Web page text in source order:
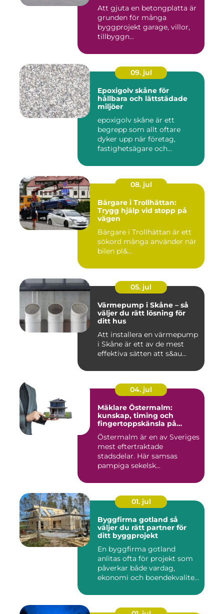
Att gjuta en betongplatta är
grunden för många
byggprojekt garage, villor,
tillbyggn...
09. jul
Epoxigolv skåne för
hållbara och lättstädade
miljöer
epoxigolv skåne är ett
begrepp som allt oftare
dyker upp när företag,
fastighetsägare och
08. jul
Bärgare i Trollhättan:
Trygg hjälp vid stopp på
vägen
Bärgare i Trollhättan är ett
sökord många använder när
bilen pl&...
05. jul
Värmepump i Skåne – så
väljer du rätt lösning för
ditt hus
Att installera en värmepump
i Skåne är ett av de mest
effektiva sätten att s&au...
04. jul
Mäklare Östermalm:
kunskap, timing och
fingertoppskänsla på
stockholms mest klassiska
adress
Östermalm är en av Sveriges
mest eftertraktade
stadsdelar. Här samsas
pampiga sekelsk...
01. jul
Byggfirma gotland så
väljer du rätt partner för
ditt byggprojekt
En byggfirma gotland
anlitas ofta för projekt som
påverkar både vardag,
ekonomi och boendekvalitet